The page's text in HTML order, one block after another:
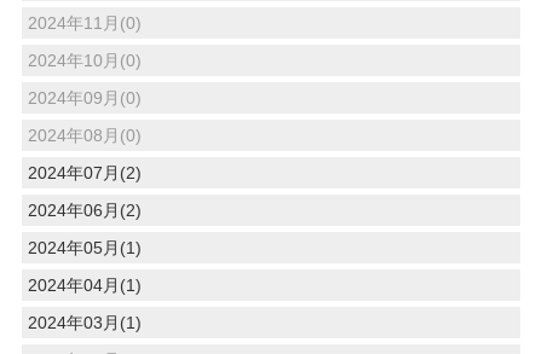
2024年11月(0)
2024年10月(0)
2024年09月(0)
2024年08月(0)
2024年07月(2)
2024年06月(2)
2024年05月(1)
2024年04月(1)
2024年03月(1)